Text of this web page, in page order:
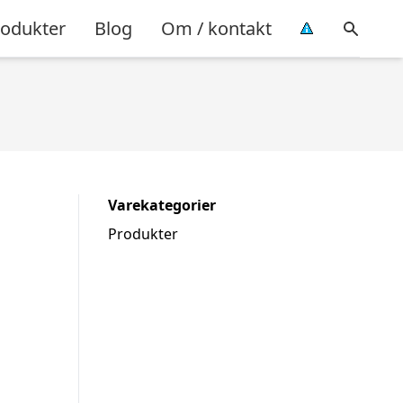
Blog Om / kontakt
Varekategorier
Produkter